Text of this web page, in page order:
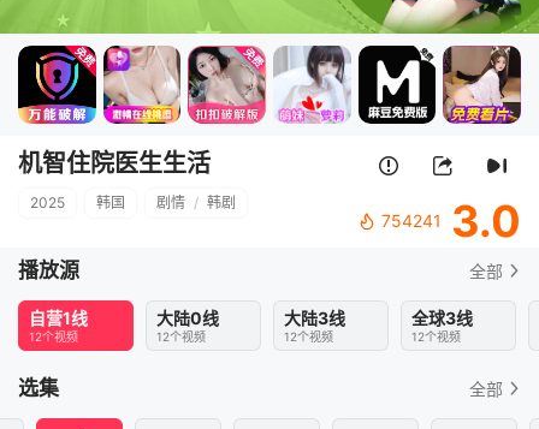
机智住院医生生活
2025 韩国 剧情 / 韩剧
754241 3.0
播放源 全部
自营1线
12个视频
大陆0线
12个视频
大陆3线
12个视频
全球3线
12个视频
选集 全部